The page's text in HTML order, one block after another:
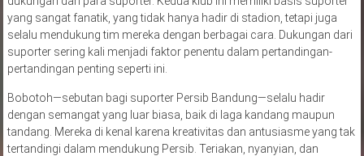
yang sangat fanatik, yang tidak hanya hadir di stadion, tetapi juga
selalu mendukung tim mereka dengan berbagai cara. Dukungan dari
suporter sering kali menjadi faktor penentu dalam pertandingan-
pertandingan penting seperti ini.
Bobotoh—sebutan bagi suporter Persib Bandung—selalu hadir
dengan semangat yang luar biasa, baik di laga kandang maupun
tandang. Mereka di kenal karena kreativitas dan antusiasme yang tak
tertandingi dalam mendukung Persib. Teriakan, nyanyian, dan